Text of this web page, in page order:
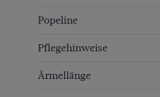
Popeline
Pflegehinweise
Ärmellänge